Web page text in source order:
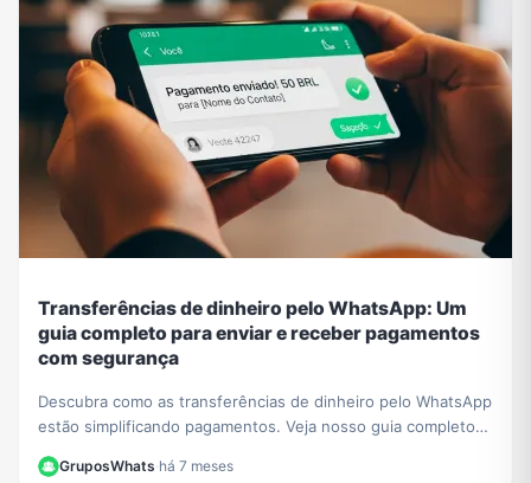
Transferências de dinheiro pelo WhatsApp: Um
guia completo para enviar e receber pagamentos
com segurança
Descubra como as transferências de dinheiro pelo WhatsApp
estão simplificando pagamentos. Veja nosso guia completo
GruposWhats·há 7 meses